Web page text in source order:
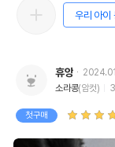
우리 아이
휴앙
소라콩(암컷)
첫구매